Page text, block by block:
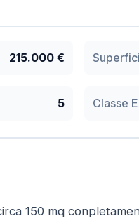
215.000 €
5 Classe
150 mq